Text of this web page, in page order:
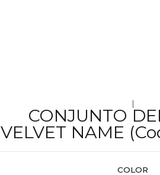
|
CONJUNTO
VELVET NAME
COLOR